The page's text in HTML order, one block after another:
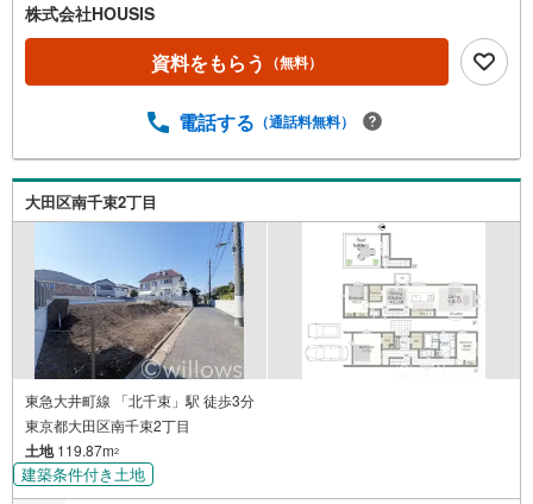
株式会社HOUSIS
資料をもらう （無料）
電話する （通話料無料）
大田区南千束2丁目
東急大井町線 「北千束」駅 徒歩3分
東京都大田区南千束2丁目
土地119.87m2
建築条件付き土地